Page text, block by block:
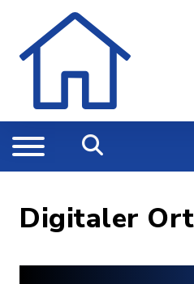
Digitaler